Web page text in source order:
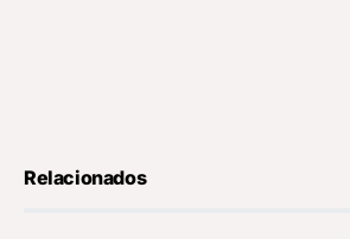
Relacionados